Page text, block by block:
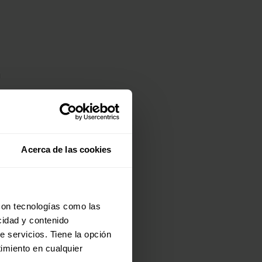
Acerca de las cookies
tecnologías como las
y contenido
servicios. Tiene la opción
en cualquier